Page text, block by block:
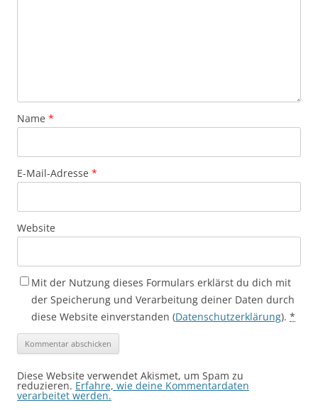
Name *
E-Mail-Adresse *
Website
Mit der Nutzung dieses Formulars erklärst du dich mit
der Speicherung und Verarbeitung deiner Daten durch
diese Website einverstanden (Datenschutzerklärung). *
Diese Website verwendet Akismet, um Spam zu
reduzieren. Erfahre, wie deine Kommentardaten
verarbeitet werden.